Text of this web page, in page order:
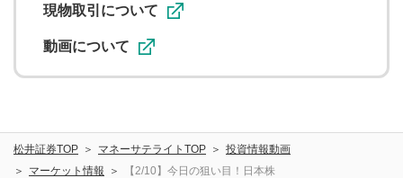
ることがあります。
現物取引について
動画について
松井証券TOP マネーサテライトTOP
投資情報動画
マーケット情報
【2/10】今日の狙い目！日本株